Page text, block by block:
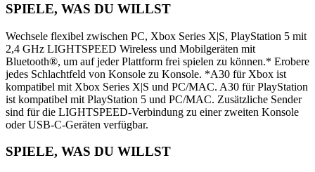
SPIELE, WAS DU WILLST
Wechsele flexibel zwischen PC, Xbox Series X|S, PlayStation 5 mit
2,4 GHz LIGHTSPEED Wireless und Mobilgeräten mit
Bluetooth®, um auf jeder Plattform frei spielen zu können.* Erobere
jedes Schlachtfeld von Konsole zu Konsole. *A30 für Xbox ist
kompatibel mit Xbox Series X|S und PC/MAC. A30 für PlayStation
ist kompatibel mit PlayStation 5 und PC/MAC. Zusätzliche Sender
sind für die LIGHTSPEED-Verbindung zu einer zweiten Konsole
oder USB-C-Geräten verfügbar.
SPIELE, WAS DU WILLST